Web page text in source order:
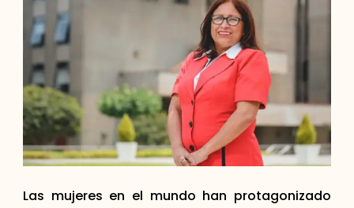
Las mujeres en el mundo han protagonizado